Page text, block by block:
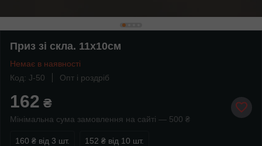
Приз зі скла. 11x10cм
Немає в наявності
Код: J-50
Опт і роздріб
162 ₴
Мінімальна сума замовлення на сайті — 500 ₴
160 ₴ від 3 шт. 152 ₴ від 10 шт.